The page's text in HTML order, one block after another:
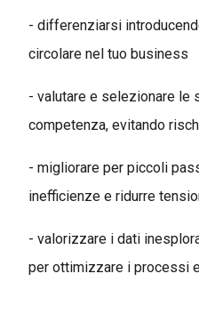
- differenziarsi
circolare nel tuo business
- valutare e selezionare le
competenza, evitando
- migliorare per piccoli
inefficienze e ridurre
- valorizzare i dati
per ottimizzare i processi